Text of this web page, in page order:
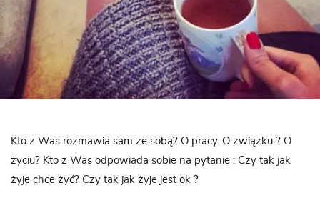
Kto z Was rozmawia sam ze sobą? O pracy. O związku ? O
życiu? Kto z Was odpowiada sobie na pytanie : Czy tak jak
żyje chce żyć? Czy tak jak żyje jest ok ?